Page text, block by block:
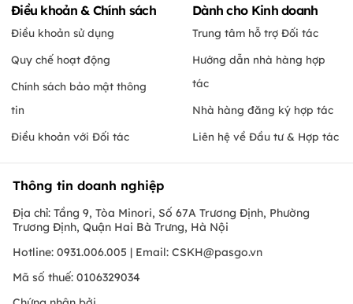
Điều khoản & Chính sách
Điều khoản sử dụng
Quy chế hoạt động
Chính sách bảo mật thông
tin
Điều khoản với Đối tác
Dành cho Kinh doanh
Trung tâm hỗ trợ Đối tác
Hướng dẫn nhà hàng hợp
tác
Nhà hàng đăng ký hợp tác
Liên hệ về Đầu tư & Hợp tác
Thông tin doanh nghiệp
Địa chỉ: Tầng 9, Tòa Minori, Số 67A Trương Định, Phường
Trương Định, Quận Hai Bà Trưng, Hà Nội
Hotline: 0931.006.005 | Email: CSKH@pasgo.vn
Mã số thuế: 0106329034